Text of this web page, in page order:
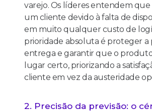
varejo. Os líderes entendem
um cliente devido à falta de
em muito qualquer custo de
prioridade absoluta é proteger a
entrega e garantir que o
lugar certo, priorizando a
cliente em vez da austeridade
2. Precisão da previsão: o